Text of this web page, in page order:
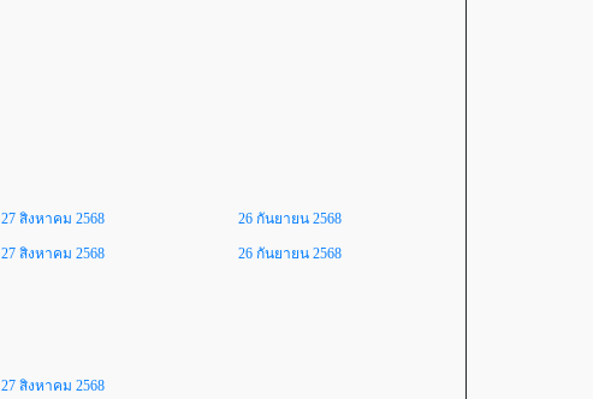
27 สิงหาคม 2568
26 กันยายน 2568
27 สิงหาคม 2568
26 กันยายน 2568
27 สิงหาคม 2568